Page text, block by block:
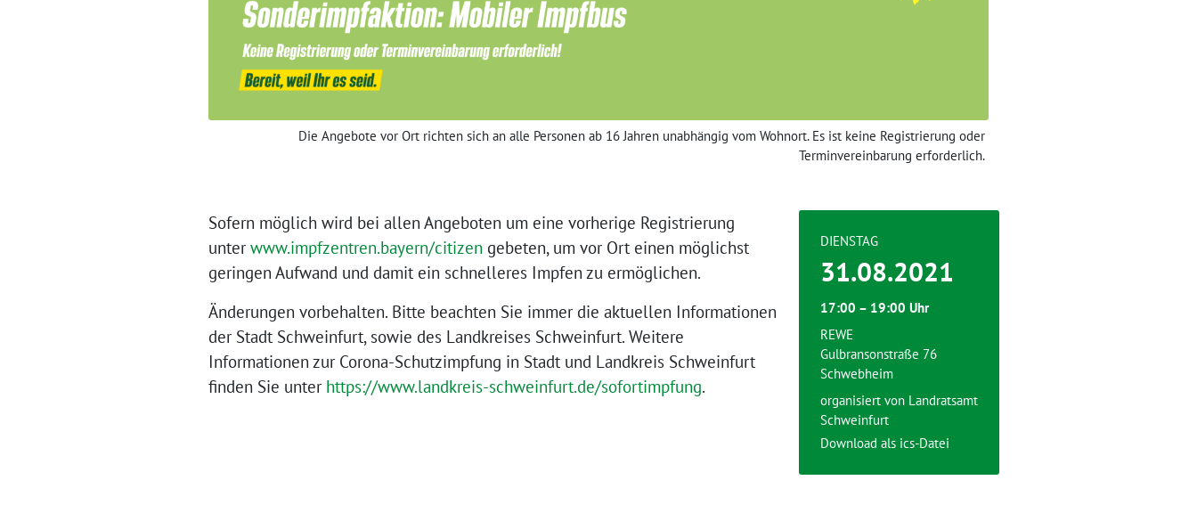
Die Angebote vor Ort richten sich an alle Personen ab 16 Jahren unabhängig vom Wohnort. Es ist keine Registrierung oder
Terminvereinbarung erforderlich.
Sofern möglich wird bei allen Angeboten um eine vorherige Registrierung
unterwww.impfzentren.bayern/citizen gebeten, um vor Ort einen möglichst
geringen Aufwand und damit ein schnelleres Impfen zu ermöglichen.
Änderungen vorbehalten. Bitte beachten Sie immer die aktuellen Informationen
der Stadt Schweinfurt, sowie des Landkreises Schweinfurt. Weitere
Informationen zur Corona-Schutzimpfung in Stadt und Landkreis Schweinfurt
finden Sie unter https://www.landkreis-schweinfurt.de/sofortimpfung.
DIENSTAG
31.08.2021
17:00 – 19:00 Uhr
REWE
Gulbransonstraße 76
Schwebheim
organisiert von Landratsamt
Schweinfurt
Download als ics-Datei